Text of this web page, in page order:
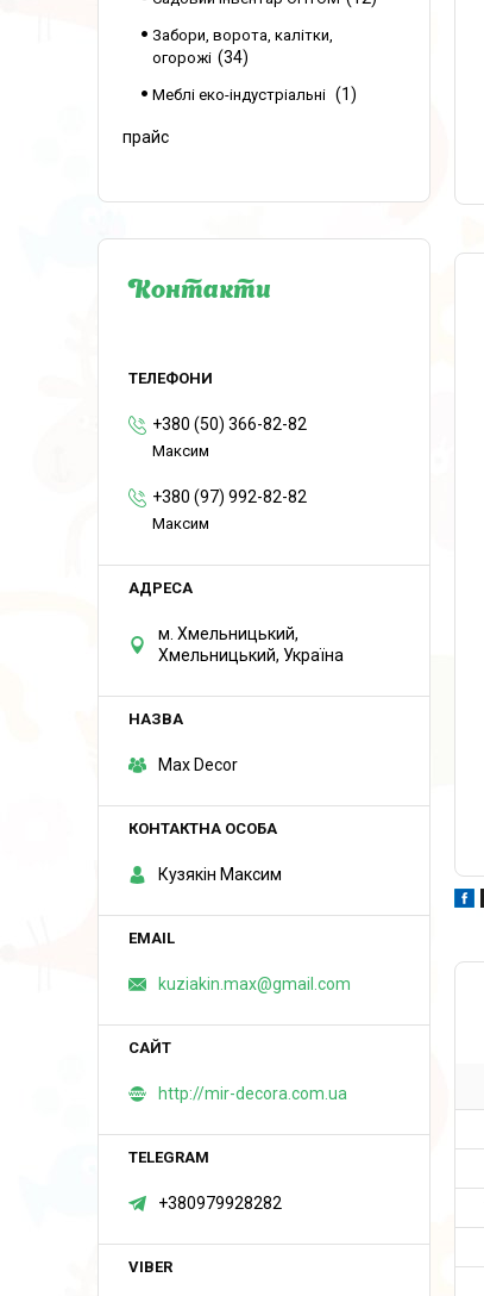
Забори, ворота, калітки,
огорожі
34
Меблі еко-індустріальні 1
прайс
Контакти
+380 (50) 366-82-82
Максим
+380 (97) 992-82-82
Максим
м. Хмельницький,
Хмельницький, Україна
Max Decor
Кузякін Максим
kuziakin.max@gmail.com
http://mir-decora.com.ua
+380979928282